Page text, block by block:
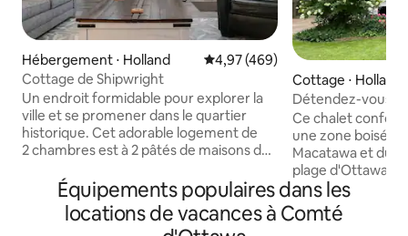
Hébergement ⋅ Holland Évaluation moyenne sur la
4,97 (469)
Cottage de Shipwright
Un endroit formidable pour explorer la
ville et se promener dans le quartier
historique. Cet adorable logement de
2 chambres est à 2 pâtés de maisons du
événements et un excellent marché
fermier du mercredi au samedi. Ce
quartier commence sur la 8e Rue, avec
Cottage ⋅ Holland
Détendez-vous
centre-ville (2 lits
Ce chalet
une zone boisée
Macatawa et du
plage d'Ottawa,
Holland, se
Admirez les
les balcons et la
Équipements populaires dans les
locations de vacances à Comté